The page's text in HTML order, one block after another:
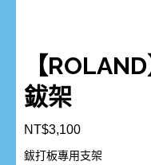
【
鈸架
NT$3,100
鈸打板專用支架